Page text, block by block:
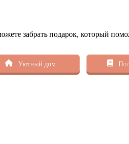
забрать подарок, который
Уютный дом